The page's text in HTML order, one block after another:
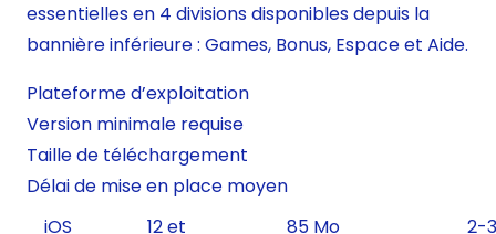
essentielles en 4 divisions disponibles depuis la
bannière inférieure : Games, Bonus, Espace et Aide.
Plateforme d’exploitation
Version minimale requise
Taille de téléchargement
Délai de mise en place moyen
iOS
12 et
85 Mo 2-